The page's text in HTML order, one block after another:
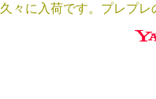
久々に入荷です。プレプ